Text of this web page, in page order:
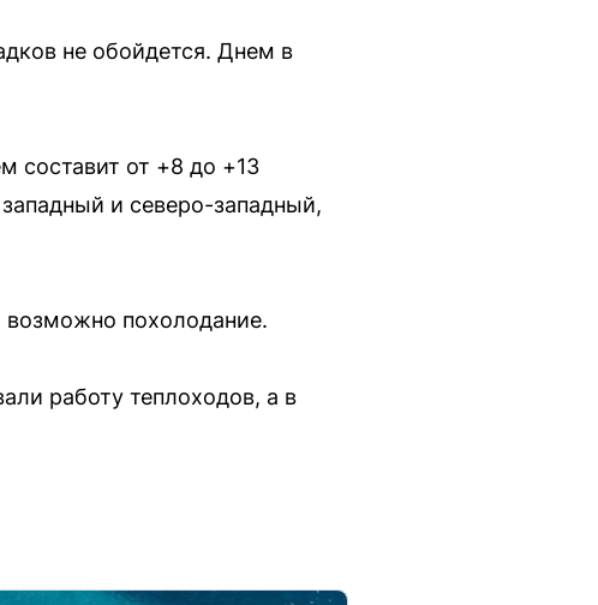
не обойдется. Днем в
составит от +8 до +13
и северо-западный,
возможно похолодание.
работу теплоходов, а в